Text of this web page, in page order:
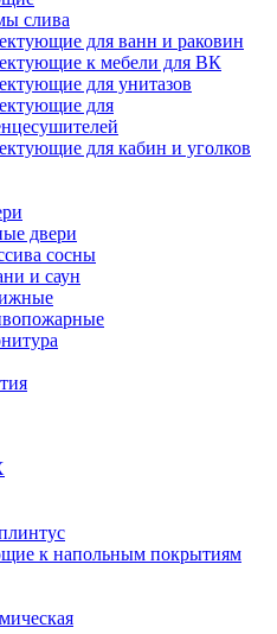
слива
для ванн и раковин
к мебели для ВК
для унитазов
для
для кабин и уголков
двери
сосны
и саун
к напольным покрытиям